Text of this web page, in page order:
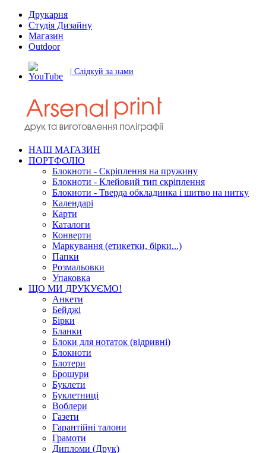
Друкарня
Студія Дизайну
Магазин
Outdoor
| Слідкуй за нами
НАШ МАГАЗИН
ПОРТФОЛІО
Блокноти - Скріплення на пружину
Блокноти - Клейовий тип скріплення
Блокноти - Тверда обкладинка і шитво на нитку
Календарі
Карти
Каталоги
Конверти
Маркування (етикетки, бірки...)
Папки
Розмальовки
Упаковка
ЩО МИ ДРУКУЄМО!
Анкети
Бейджі
Бірки
Бланки
Блоки для нотаток (відривні)
Блокноти
Блотери
Брошури
Буклети
Буклетниці
Воблери
Газети
Гарантійні талони
Грамоти
Дипломи (Друк)